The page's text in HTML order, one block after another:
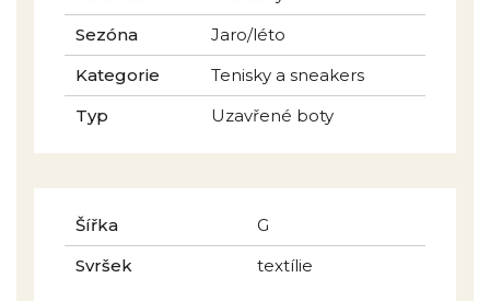
Sezóna
Jaro/léto
Kategorie
Tenisky a sneakers
Typ
Uzavřené boty
Šířka
G
Svršek
textílie